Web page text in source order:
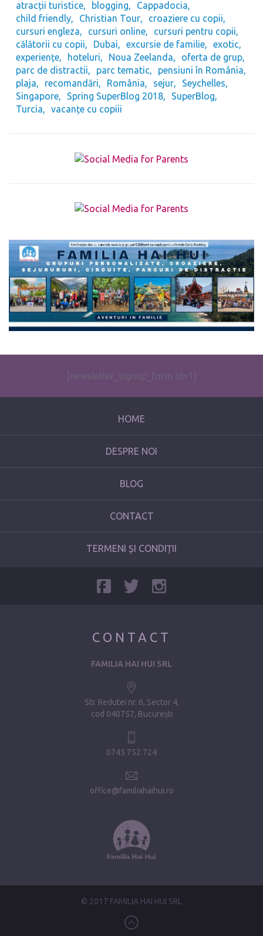
atracții turistice blogging
Cappadocia
child friendly
Christian Tour
croaziere cu copii
cursuri engleza
cursuri online
cursuri pentru copii
călătorii cu copii
Dubai excursie de familie
exotic
experiențe
hoteluri Noua Zeelanda
oferta de grup
parc de distractii
parc tematic
pensiuni în România
plaja
recomandări România sejur
Seychelles
Singapore
Spring SuperBlog 2018
SuperBlog
Turcia
vacanțe cu copiii
The form you have selected does not exist.
[newsletter_signup_form id=1]
HOME
DESPRE NOI
BLOG
CONTACT
TERMENI ȘI CONDIȚII
CONTACT
FAMILIA HAI HUI SRL
Str. Redutei nr. 6, Sector 4
cod 040757, București
0745 752 724
office@familiahaihui.ro
© 2017 FAMILIA HAI HUI SRL